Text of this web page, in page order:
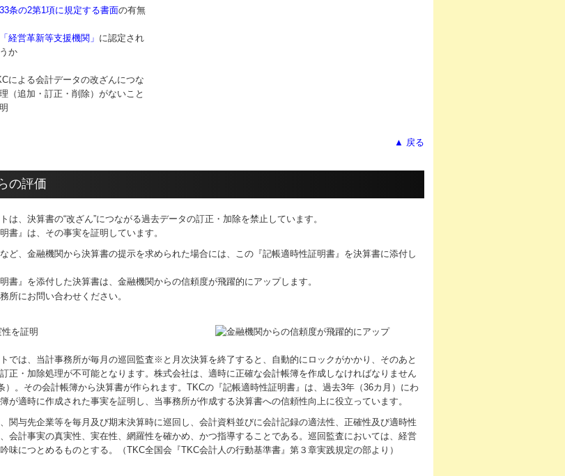
条の2第1項に規定する書面の有無
「経営革新等支援機関」 に認定され
か
による会計データの改ざんにつな
（追加・訂正・削除）がないこと
▲ 戻る
の評価
は、決算書の“改ざん”につながる過去データの訂正・加除を禁止しています。
書』は、その事実を証明しています。
ど、金融機関から決算書の提示を求められた場合には、この『記帳適時性証明書』を決算書に添付し
明書』を添付した決算書は、金融機関からの信頼度が飛躍的にアップします。
所にお問い合わせください。
では、当計事務所が毎月の巡回監査※と月次決算を終了すると、自動的にロックがかかり、そのあと
正・加除処理が不可能となります。株式会社は、適時に正確な会計帳簿を作成しなければなりません
）。その会計帳簿から決算書が作られます。TKCの『記帳適時性証明書』は、過去3年（36カ月）にわ
が適時に作成された事実を証明し、当事務所が作成する決算書への信頼性向上に役立っています。
関与先企業等を毎月及び期末決算時に巡回し、会計資料並びに会計記録の適法性、正確性及び適時性
会計事実の真実性、実在性、網羅性を確かめ、かつ指導することである。巡回監査においては、経営
味につとめるものとする。（TKC全国会『TKC会計人の行動基準書』第３章実践規定の部より）